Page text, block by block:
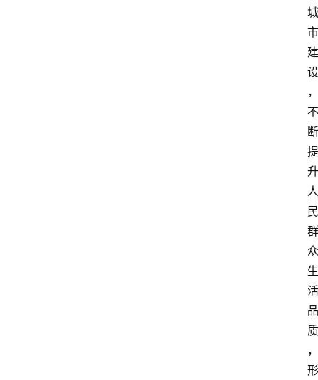
城
市
建
设
，
不
断
提
升
人
民
群
众
生
活
品
质
，
形